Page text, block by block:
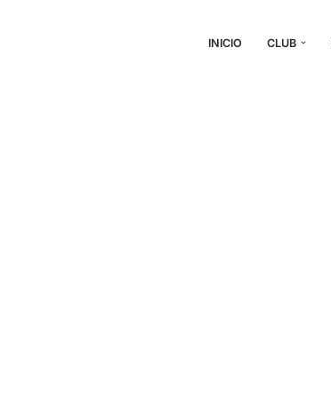
INICIO CLUB